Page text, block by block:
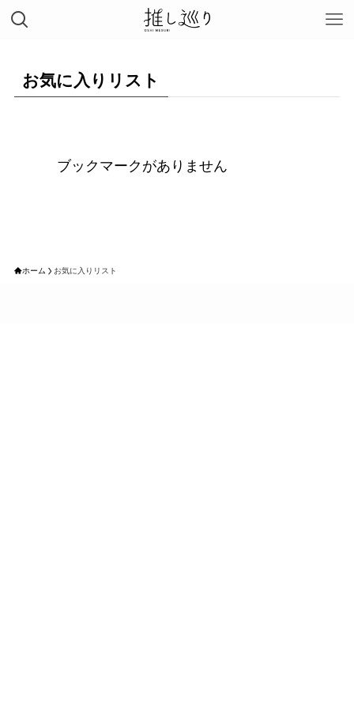
お気に入りリスト
ブックマークがありません
ホーム お気に入りリスト